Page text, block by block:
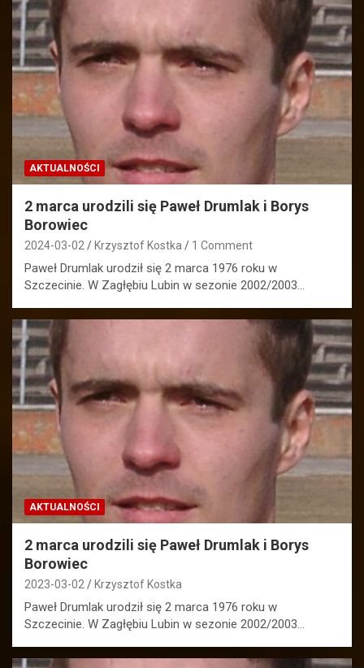
AKTUALNOŚCI
2 marca urodzili się Paweł Drumlak i Borys
Borowiec
2024-03-02 Krzysztof Kostka 1 Comment
Paweł Drumlak urodził się 2 marca 1976 roku w
Szczecinie. W Zagłębiu Lubin w sezonie 2002/2003…
AKTUALNOŚCI
2 marca urodzili się Paweł Drumlak i Borys
Borowiec
2023-03-02 Krzysztof Kostka
Paweł Drumlak urodził się 2 marca 1976 roku w
Szczecinie. W Zagłębiu Lubin w sezonie 2002/2003…